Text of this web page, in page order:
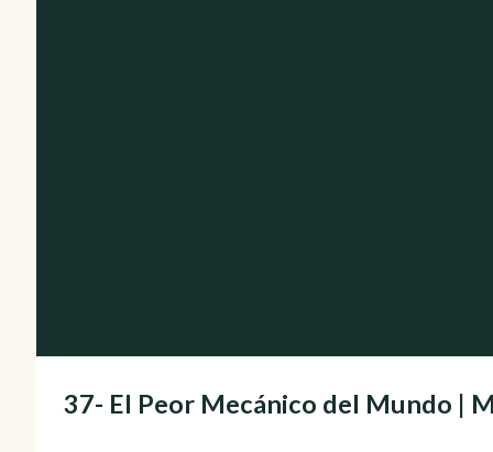
37- El Peor Mecánico del Mundo |